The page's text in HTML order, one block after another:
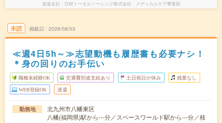
派遣会社 日研トータルソーシング株式会社 メディカルケア事業部
未読 掲載日 2026/08/03
≪週4日5h～≫志望動機も履歴書も必要ナシ！
＊身の回りのお手伝い
職種未経験OK 交通費別途支給あり 土日祝日が休み 残業なし
WEB登録OK 派遣
勤務地
北九州市八幡東区
八幡(福岡県)駅から---分／スペースワールド駅から---分／枝